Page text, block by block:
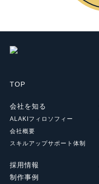
TOP
会社を知る
ALAKIフィロソフィー
会社概要
スキルアップサポート体制
採用情報
制作事例